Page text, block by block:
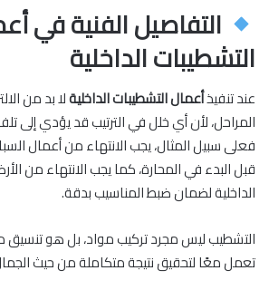
التفاصيل الفنية في
التشطيبات الداخلية
عند تنفيذأعمال التشطيبات الداخليةلا بد من
المراحل، لأن أي خلل في الترتيب قد يؤدي إلى
فعلى سبيل المثال، يجب الانتهاء من أعمال
قبل البدء في المحارة، كما يجب الانتهاء من
الداخلية لضمان ضبط المناسيب بدقة.
التشطيب ليس مجرد تركيب مواد، بل هو
تعمل معًا لتحقيق نتيجة متكاملة من حيث